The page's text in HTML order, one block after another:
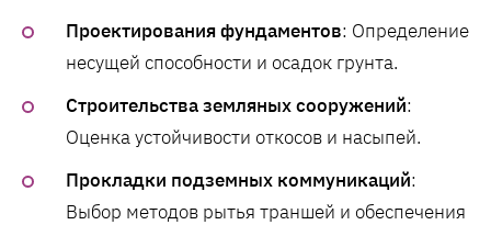
Проектирования фундаментов: Определение
несущей способности и осадок грунта.
Строительства земляных сооружений:
Оценка устойчивости откосов и насыпей.
Прокладки подземных коммуникаций:
Выбор методов рытья траншей и обеспечения